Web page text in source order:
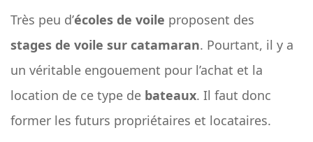
Très peu d’écoles de voile proposent des
stages de voile sur catamaran. Pourtant, il y a
un véritable engouement pour l’achat et la
location de ce type de bateaux. Il faut donc
former les futurs propriétaires et locataires.